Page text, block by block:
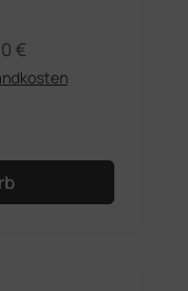
Preis:
€